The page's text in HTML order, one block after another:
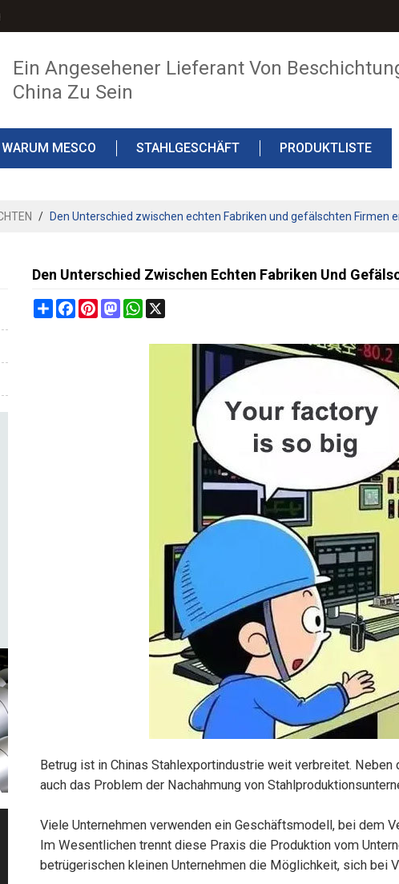
Ein Angesehener Lieferant Von
China Zu Sein
WARUM MESCO STAHLGESCHÄFT PRODUKTLISTE
/ Den Unterschied zwischen echten Fabriken und gefälschten Firmen
Den Unterschied Zwischen Echten Fabriken Und
ShareFacebookPinterestMastodonWhatsApp
Betrug ist in Chinas Stahlexportindustrie weit verbreitet.
auch das Problem der Nachahmung von
Viele Unternehmen verwenden ein Geschäftsmodell, bei dem
Im Wesentlichen trennt diese Praxis die Produktion vom
betrügerischen kleinen Unternehmen die Möglichkeit, sich bei